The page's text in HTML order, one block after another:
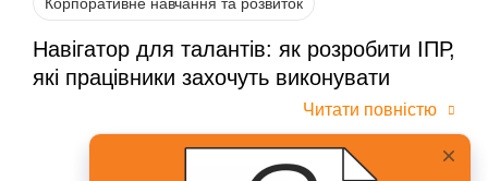
Навігатор для талантів: як розробити ІПР,
які працівники захочуть виконувати
Читати повністю